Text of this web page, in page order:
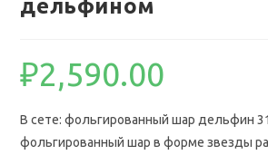
дельфином
₽2,590.00
В сете: фольгированный шар дельфин
фольгированный шар в форме звезды